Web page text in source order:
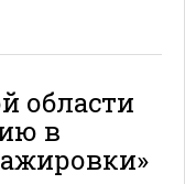
области
в